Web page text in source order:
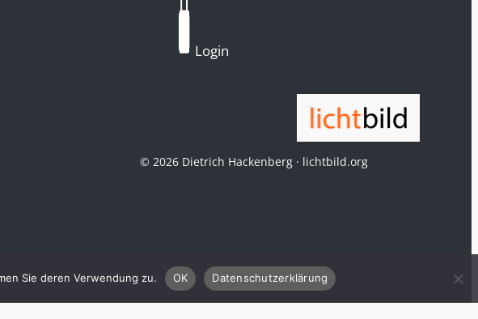
Login
© 2026 Dietrich Hackenberg · lichtbild.org
Sie deren Verwendung zu. OK Datenschutzerklärung